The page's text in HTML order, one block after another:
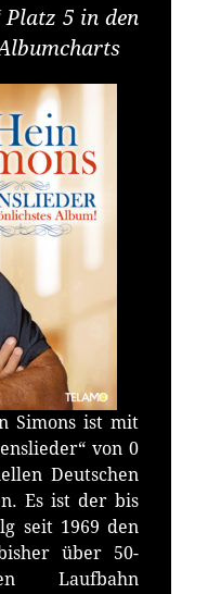
Platz 5 in den
Simons ist mit
von 0
Deutschen
Es ist der bis
seit 1969 den
über 50-
Laufbahn